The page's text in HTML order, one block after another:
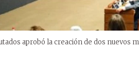
aprobó la creación de dos nuevos